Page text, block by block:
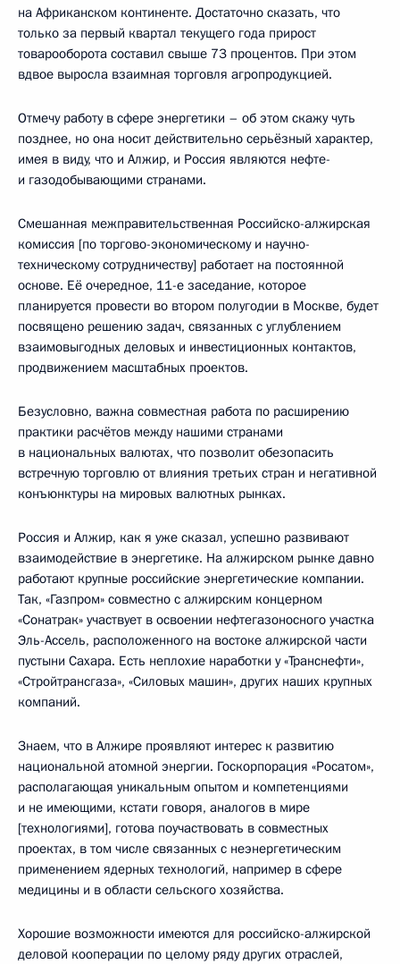
на Африканском континенте. Достаточно сказать, что
только за первый квартал текущего года прирост
товарооборота составил свыше 73 процентов. При этом
вдвое выросла взаимная торговля агропродукцией.
Отмечу работу в сфере энергетики – об этом скажу чуть
позднее, но она носит действительно серьёзный характер,
имея в виду, что и Алжир, и Россия являются нефте-
и газодобывающими странами.
Смешанная межправительственная Российско-алжирская
комиссия [по торгово-экономическому и научно-
техническому сотрудничеству] работает на постоянной
основе. Её очередное, 11-е заседание, которое
планируется провести во втором полугодии в Москве, будет
посвящено решению задач, связанных с углублением
взаимовыгодных деловых и инвестиционных контактов,
продвижением масштабных проектов.
Безусловно, важна совместная работа по расширению
практики расчётов между нашими странами
в национальных валютах, что позволит обезопасить
встречную торговлю от влияния третьих стран и негативной
конъюнктуры на мировых валютных рынках.
Россия и Алжир, как я уже сказал, успешно развивают
взаимодействие в энергетике. На алжирском рынке давно
работают крупные российские энергетические компании.
Так, «Газпром» совместно с алжирским концерном
«Сонатрак» участвует в освоении нефтегазоносного участка
Эль-Ассель, расположенного на востоке алжирской части
пустыни Сахара. Есть неплохие наработки у «Транснефти»,
«Стройтрансгаза», «Силовых машин», других наших крупных
компаний.
Знаем, что в Алжире проявляют интерес к развитию
национальной атомной энергии. Госкорпорация «Росатом»,
располагающая уникальным опытом и компетенциями
и не имеющими, кстати говоря, аналогов в мире
[технологиями], готова поучаствовать в совместных
проектах, в том числе связанных с неэнергетическим
применением ядерных технологий, например в сфере
медицины и в области сельского хозяйства.
Хорошие возможности имеются для российско-алжирской
деловой кооперации по целому ряду других отраслей,